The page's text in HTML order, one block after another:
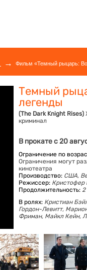
→ Фильм «Темный рыцарь:
Темный
легенды
(The Dark Knight Rises)
криминал
В прокате с 20
Ограничение по
Ограничения могут
кинотеатра
Производство: США,
Режиссер: Кристофер
Продолжительность: 2
В ролях: Кристиан
Гордон-Левитт,
Фриман, Майкл Кейн,